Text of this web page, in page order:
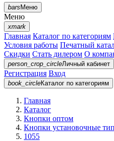
barsМеню
Меню
xmark
Главная Каталог по категориям
Условия работы Печатный
Скидки Стать дилером О
person_crop_circleЛичный кабинет
Регистрация Вход
book_circleКаталог по категориям
Главная
Каталог
Кнопки оптом
Кнопки установочные
1055